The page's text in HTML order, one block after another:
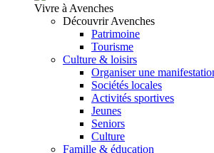
Vivre à Avenches
Découvrir Avenches
Patrimoine
Tourisme
Culture & loisirs
Organiser une
Sociétés locales
Activités sportives
Jeunes
Seniors
Culture
Famille & éducation